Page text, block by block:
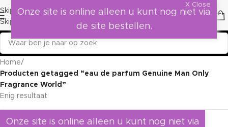
Skip to navigation
Skip to main content
Home/
Producten getagged “eau de parfum Genuine Man Only
Fragrance World”
Enig resultaat
Onze site is online alleen u kunt nog niet via
X Close
Onze site is online alleen u kunt nog niet via
de site bestellen.